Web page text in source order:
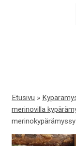
Etusivu »
merinovilla